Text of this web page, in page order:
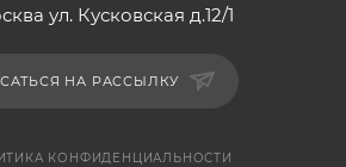
ул. Кусковская д.12/1
НА РАССЫЛКУ
КОНФИДЕНЦИАЛЬНОСТИ